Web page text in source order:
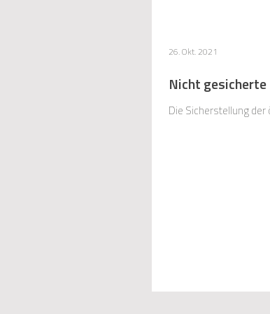
Nicht
Die Sicherstellung
26. Okt. 2021